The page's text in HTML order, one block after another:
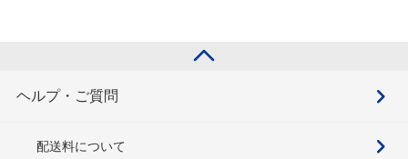
ヘルプ・ご質問
配送料について